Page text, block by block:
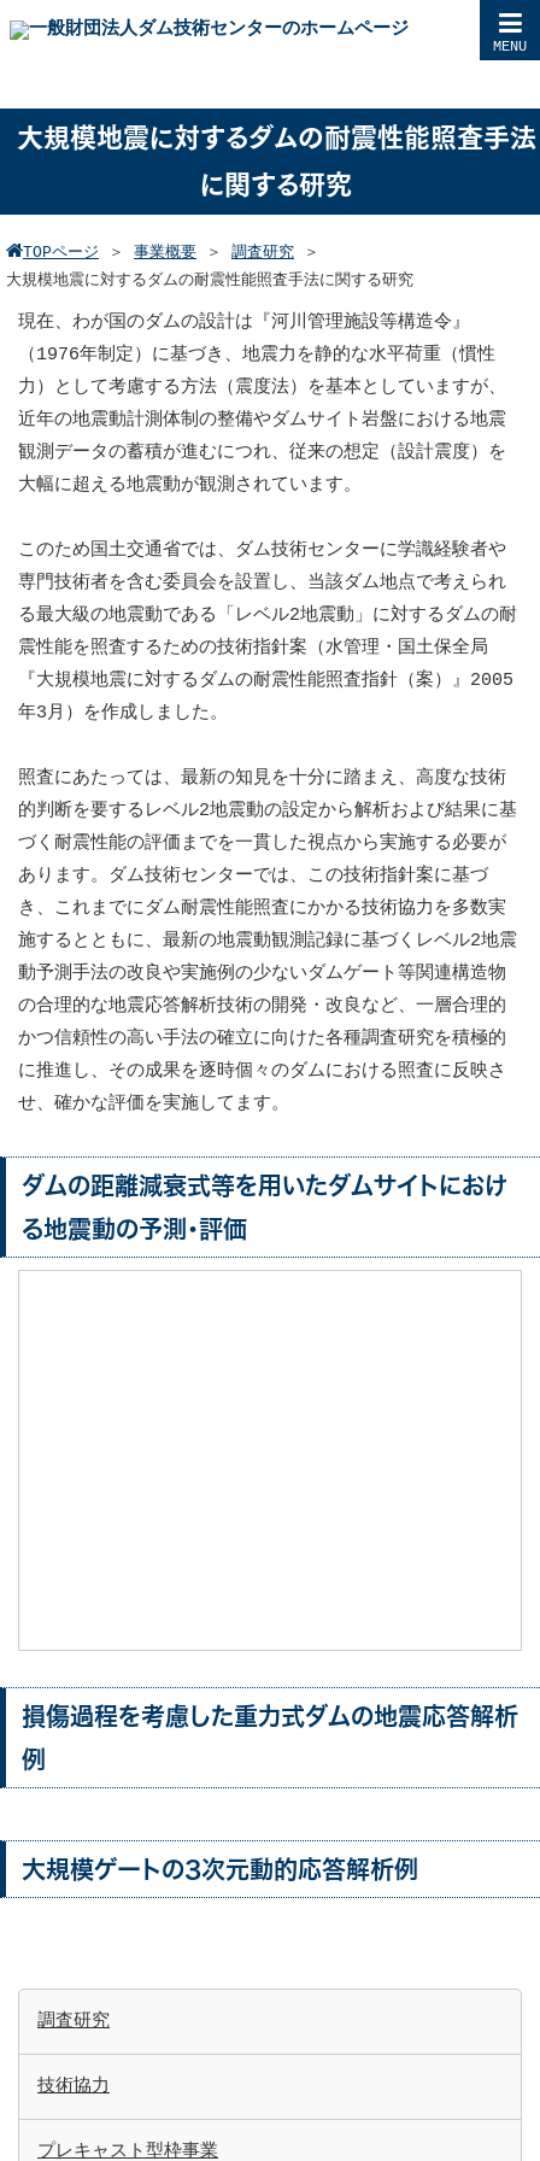
MENU
大規模地震に対するダムの耐震性能照査手法
に関する研究
TOPページ ＞ 事業概要 ＞ 調査研究 ＞
大規模地震に対するダムの耐震性能照査手法に関する研究
現在、わが国のダムの設計は『河川管理施設等構造令』
（1976年制定）に基づき、地震力を静的な水平荷重（慣性
力）として考慮する方法（震度法）を基本としていますが、
近年の地震動計測体制の整備やダムサイト岩盤における地震
観測データの蓄積が進むにつれ、従来の想定（設計震度）を
大幅に超える地震動が観測されています。
このため国土交通省では、ダム技術センターに学識経験者や
専門技術者を含む委員会を設置し、当該ダム地点で考えられ
る最大級の地震動である「レベル2地震動」に対するダムの耐
震性能を照査するための技術指針案（水管理・国土保全局
『大規模地震に対するダムの耐震性能照査指針（案）』2005
年3月）を作成しました。
照査にあたっては、最新の知見を十分に踏まえ、高度な技術
的判断を要するレベル2地震動の設定から解析および結果に基
づく耐震性能の評価までを一貫した視点から実施する必要が
あります。ダム技術センターでは、この技術指針案に基づ
き、これまでにダム耐震性能照査にかかる技術協力を多数実
施するとともに、最新の地震動観測記録に基づくレベル2地震
動予測手法の改良や実施例の少ないダムゲート等関連構造物
の合理的な地震応答解析技術の開発・改良など、一層合理的
かつ信頼性の高い手法の確立に向けた各種調査研究を積極的
に推進し、その成果を逐時個々のダムにおける照査に反映さ
せ、確かな評価を実施してます。
ダムの距離減衰式等を用いたダムサイトにおけ
る地震動の予測・評価
損傷過程を考慮した重力式ダムの地震応答解析
例
大規模ゲートの3次元動的応答解析例
調査研究
技術協力
プレキャスト型枠事業